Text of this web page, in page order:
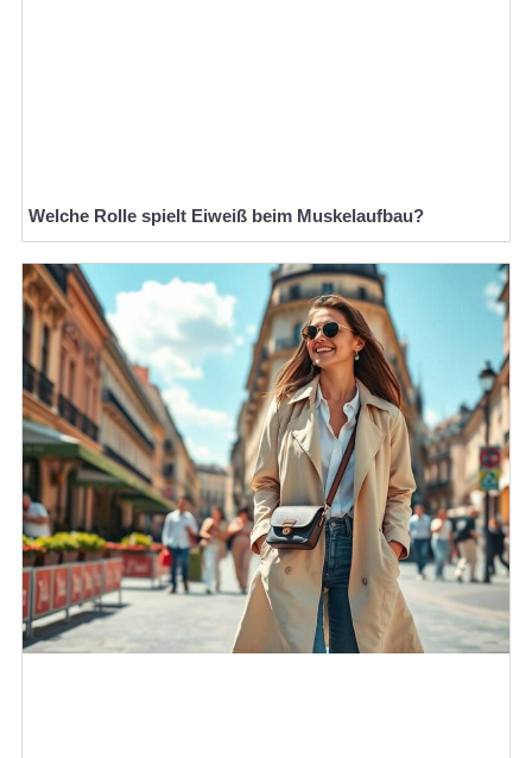
Welche Rolle spielt Eiweiß beim Muskelaufbau?